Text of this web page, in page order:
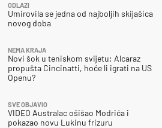
ODLAZI
Umirovila se jedna od najboljih skijašica
novog doba
NEMA KRAJA
Novi šok u teniskom svijetu: Alcaraz
propušta Cincinatti, hoće li igrati na US
Openu?
SVE OBJAVIO
VIDEO Australac ošišao Modrića i
pokazao novu Lukinu frizuru